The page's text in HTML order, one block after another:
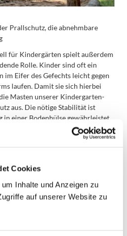
Cookies
Inhalte und Anzeigen zu
auf unserer Website zu
Prallschutz, die abnehmbare
für Kindergärten spielt außerdem
Rolle. Kinder sind oft ein
im Eifer des Gefechts leicht gegen
laufen. Damit sie sich hierbei
Masten unserer Kindergarten-
aus. Die nötige Stabilität ist
in einer Bodenhülse gewährleistet.
besteht beim versehentlichen
Um dies zu verhindern, lassen
bis hin zur Montage
Sonnenschirme für Ihren